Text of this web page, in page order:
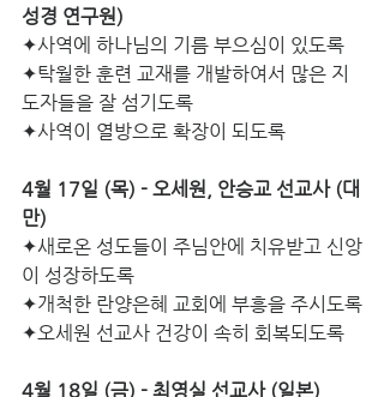
성경 연구원)
✦사역에 하나님의 기름 부으심이 있도록
✦탁월한 훈련 교재를 개발하여서 많은 지
도자들을 잘 섬기도록
✦사역이 열방으로 확장이 되도록
4월 17일 (목) - 오세원, 안승교 선교사 (대
만)
✦새로온 성도들이 주님안에 치유받고 신앙
이 성장하도록
✦개척한 란양은혜 교회에 부흥을 주시도록
✦오세원 선교사 건강이 속히 회복되도록
4월 18일 (금) - 최영실 선교사 (일본)